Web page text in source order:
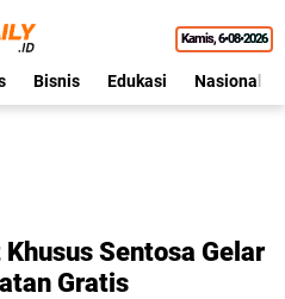
Kamis 6•08•2026
Bisnis Edukasi Nasional
Sentosa Gelar
Gratis